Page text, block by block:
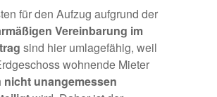
für den Aufzug aufgrund der
Vereinbarung im
sind hier umlagefähig, weil
wohnende Mieter
nicht unangemessen